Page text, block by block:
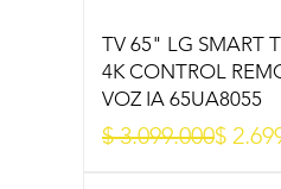
TV 65" LG SMART
4K CONTROL
VOZ IA 65UA8055
Precio
$ 3.099.000
Precio de oferta
$